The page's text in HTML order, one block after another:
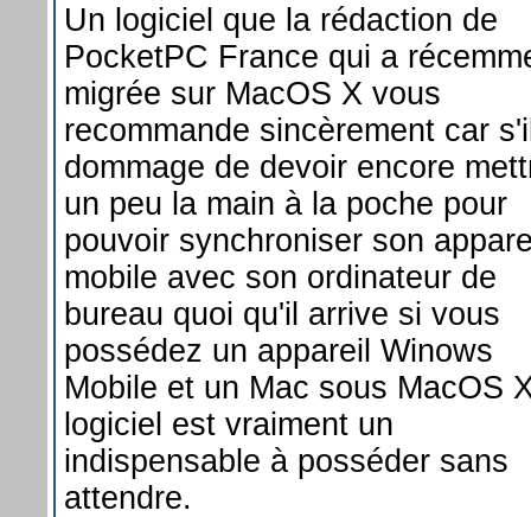
Un logiciel que la rédaction de
PocketPC France qui a
migrée sur MacOS X vous
recommande sincèrement car
dommage de devoir encore
un peu la main à la poche pour
pouvoir synchroniser son
mobile avec son ordinateur de
bureau quoi qu'il arrive si vous
possédez un appareil Winows
Mobile et un Mac sous MacOS
logiciel est vraiment un
indispensable à posséder sans
attendre.